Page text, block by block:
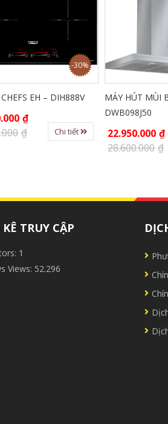
-30%
EH – DIH888V
₫
₫ Chi tiết
MÁY HÚT MÙI
DWB098J50
22.950.000 ₫
28.600.000 ₫
TRUY CẬP
1
Views: 52.296